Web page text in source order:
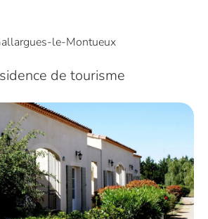
le-Montueux
de tourisme